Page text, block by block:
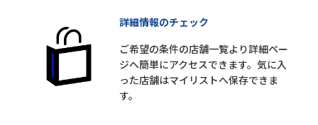
詳細情報のチェック
ご希望の条件の店舗一覧より詳細ペー
ジへ簡単にアクセスできます。気に入
った店舗はマイリストへ保存できま
す。